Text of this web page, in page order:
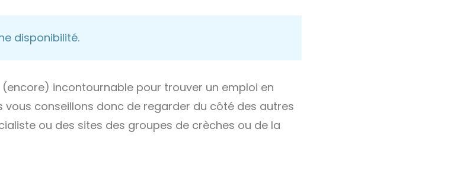
disponibilité.
(encore) incontournable pour trouver un emploi en
vous conseillons donc de regarder du côté des autres
ou des sites des groupes de crèches ou de la